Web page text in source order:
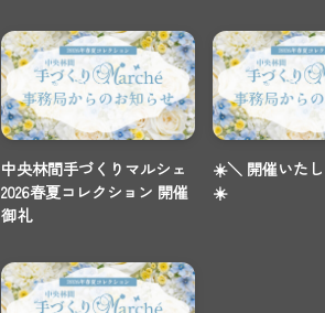
中央林間手づくりマルシェ
2026春夏コレクション 開催
御礼
☀️＼ 開催いた
☀️